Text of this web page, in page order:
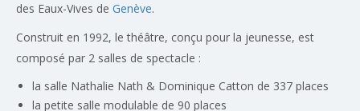
des Eaux-Vives de Genève.
Construit en 1992, le théâtre, conçu pour la jeunesse, est
composé par 2 salles de spectacle :
la salle Nathalie Nath & Dominique Catton de 337 places
la petite salle modulable de 90 places